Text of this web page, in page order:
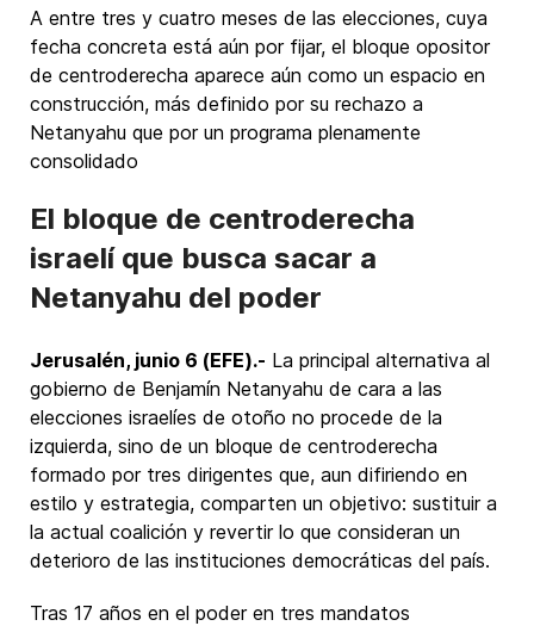
A entre tres y cuatro meses de las elecciones, cuya
fecha concreta está aún por fijar, el bloque opositor
de centroderecha aparece aún como un espacio en
construcción, más definido por su rechazo a
Netanyahu que por un programa plenamente
consolidado
El bloque de centroderecha
israelí que busca sacar a
Netanyahu del poder
Jerusalén, junio 6 (EFE).- La principal alternativa al
gobierno de Benjamín Netanyahu de cara a las
elecciones israelíes de otoño no procede de la
izquierda, sino de un bloque de centroderecha
formado por tres dirigentes que, aun difiriendo en
estilo y estrategia, comparten un objetivo: sustituir a
la actual coalición y revertir lo que consideran un
deterioro de las instituciones democráticas del país.
Tras 17 años en el poder en tres mandatos